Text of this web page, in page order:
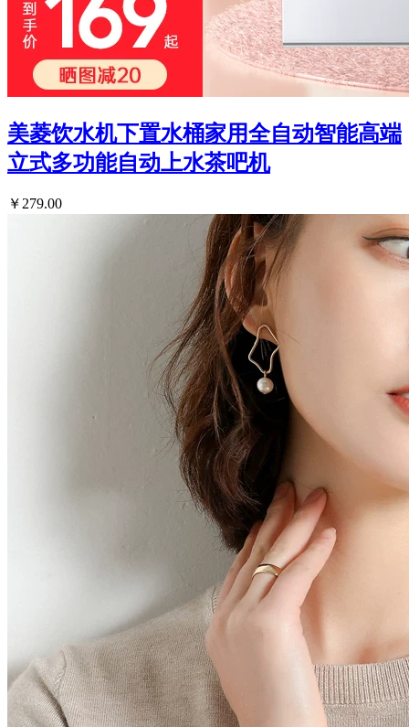
美菱饮水机下置水桶家用全自动智能高端
立式多功能自动上水茶吧机
￥279.00